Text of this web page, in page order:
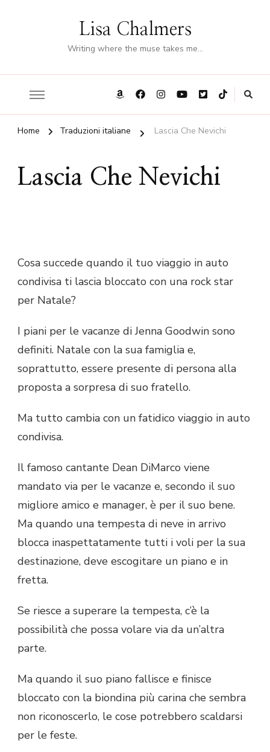
Lisa Chalmers
Writing where the muse takes me…
Home Traduzioni italiane Lascia Che Nevichi
Lascia Che Nevichi
Cosa succede quando il tuo viaggio in auto
condivisa ti lascia bloccato con una rock star
per Natale?
I piani per le vacanze di Jenna Goodwin sono
definiti. Natale con la sua famiglia e,
soprattutto, essere presente di persona alla
proposta a sorpresa di suo fratello.
Ma tutto cambia con un fatidico viaggio in auto
condivisa.
Il famoso cantante Dean DiMarco viene
mandato via per le vacanze e, secondo il suo
migliore amico e manager, è per il suo bene.
Ma quando una tempesta di neve in arrivo
blocca inaspettatamente tutti i voli per la sua
destinazione, deve escogitare un piano e in
fretta.
Se riesce a superare la tempesta, c’è la
possibilità che possa volare via da un’altra
parte.
Ma quando il suo piano fallisce e finisce
bloccato con la biondina più carina che sembra
non riconoscerlo, le cose potrebbero scaldarsi
per le feste.